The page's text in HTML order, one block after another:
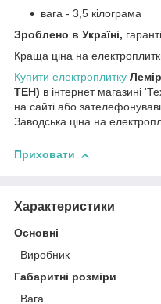
вага - 3,5 кілограма
Зроблено в Україні,
Краща ціна на
Купити електроплитку
ТЕН) в інтернет магазині
на сайті або
Заводська ціна на
Приховати
Характеристики
Основні
Виробник
Габаритні розміри
Вага